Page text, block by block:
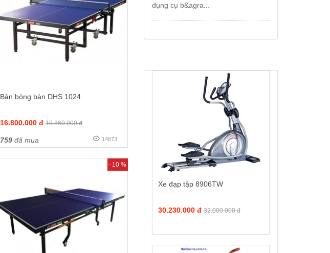
Bàn bóng bàn DHS 1024
16.800.000 đ 19.860.000 đ
759đã mua 14873
- 10 %
dụng cụ b&agra...
Xe đạp tập 8906TW
30.230.000 đ 32.000.000 đ